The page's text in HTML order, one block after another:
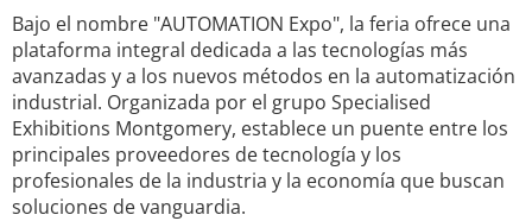
Bajo el nombre "AUTOMATION Expo", la feria ofrece una
plataforma integral dedicada a las tecnologías más
avanzadas y a los nuevos métodos en la automatización
industrial. Organizada por el grupo Specialised
Exhibitions Montgomery, establece un puente entre los
principales proveedores de tecnología y los
profesionales de la industria y la economía que buscan
soluciones de vanguardia.